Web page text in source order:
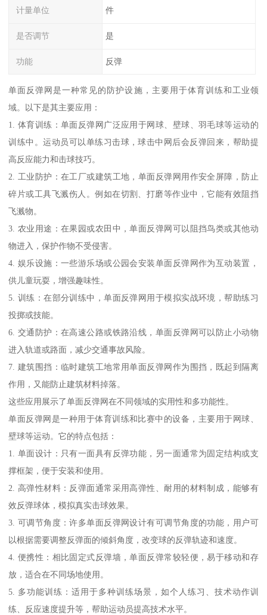
计量单位 件
是否调节 是
功能 反弹
单面反弹网是一种常见的防护设施，主要用于体育训练和工业领
域。以下是其主要应用：
1. 体育训练：单面反弹网广泛应用于网球、壁球、羽毛球等运动的
训练中。运动员可以单练习击球，球击中网后会反弹回来，帮助提
高反应能力和击球技巧。
2. 工业防护：在工厂或建筑工地，单面反弹网用作安全屏障，防止
碎片或工具飞溅伤人。例如在切割、打磨等作业中，它能有效阻挡
飞溅物。
3. 农业用途：在果园或农田中，单面反弹网可以阻挡鸟类或其他动
物进入，保护作物不受侵害。
4. 娱乐设施：一些游乐场或公园会安装单面反弹网作为互动装置，
供儿童玩耍，增强趣味性。
5. 训练：在部分训练中，单面反弹网用于模拟实战环境，帮助练习
投掷或技能。
6. 交通防护：在高速公路或铁路沿线，单面反弹网可以防止小动物
进入轨道或路面，减少交通事故风险。
7. 建筑围挡：临时建筑工地常用单面反弹网作为围挡，既起到隔离
作用，又能防止建筑材料掉落。
这些应用展示了单面反弹网在不同领域的实用性和多功能性。
单面反弹网是一种用于体育训练和比赛中的设备，主要用于网球、
壁球等运动。它的特点包括：
1. 单面设计：只有一面具有反弹功能，另一面通常为固定结构或支
撑框架，便于安装和使用。
2. 高弹性材料：反弹面通常采用高弹性、耐用的材料制成，能够有
效反弹球体，模拟真实击球效果。
3. 可调节角度：许多单面反弹网设计有可调节角度的功能，用户可
以根据需要调整反弹面的倾斜角度，改变球的反弹轨迹和速度。
4. 便携性：相比固定式反弹墙，单面反弹常较轻便，易于移动和存
放，适合在不同场地使用。
5. 多功能训练：适用于多种训练场景，如个人练习、技术动作训
练、反应速度提升等，帮助运动员提高技术水平。